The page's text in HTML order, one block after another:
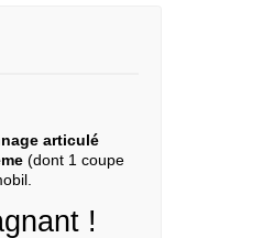
articulé
(dont 1 coupe
!